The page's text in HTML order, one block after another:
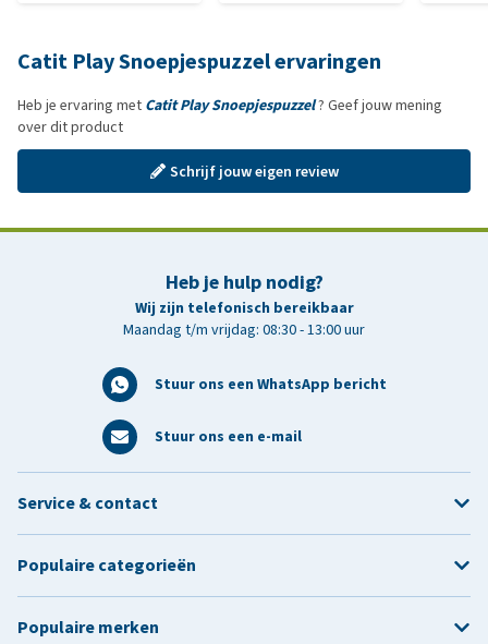
Catit Play Snoepjespuzzel ervaringen
Heb je ervaring met Catit Play Snoepjespuzzel? Geef jouw mening
over dit product
Schrijf jouw eigen review
Heb je hulp nodig?
Wij zijn telefonisch bereikbaar
Maandag t/m vrijdag: 08:30 - 13:00 uur
Stuur ons een WhatsApp bericht
Stuur ons een e-mail
Service & contact
Populaire categorieën
Populaire merken